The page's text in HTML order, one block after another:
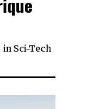
in Sci-Tech